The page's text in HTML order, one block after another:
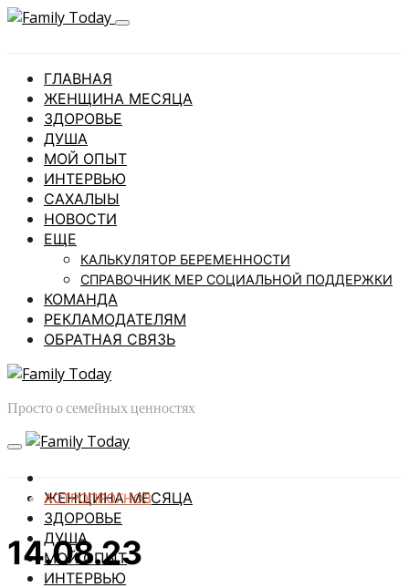
ГЛАВНАЯ
ЖЕНЩИНА МЕСЯЦА
ЗДОРОВЬЕ
ДУША
МОЙ ОПЫТ
ИНТЕРВЬЮ
САХАЛЫЫ
НОВОСТИ
ЕЩЕ
КАЛЬКУЛЯТОР БЕРЕМЕННОСТИ
СПРАВОЧНИК МЕР СОЦИАЛЬНОЙ ПОДДЕРЖКИ
КОМАНДА
РЕКЛАМОДАТЕЛЯМ
ОБРАТНАЯ СВЯЗЬ
Просто о семейных ценностях
ЖЕНЩИНА МЕСЯЦА
ЗДОРОВЬЕ
ДУША
МОЙ ОПЫТ
ИНТЕРВЬЮ
АСТРОПРОГНОЗ
14.08.23